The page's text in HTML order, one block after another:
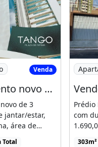
mulher, Espaço
de novo 3 suítes
Venda
Apartamento novo 3 suítes no Bairro de Fátima
de 3
jantar/estar,
área de
de [...]
Total
Prédio
com